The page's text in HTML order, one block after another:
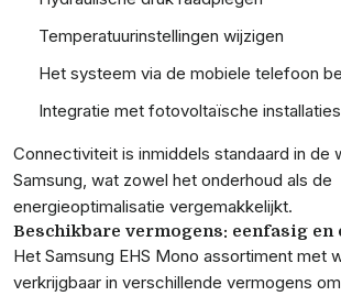
Temperatuurinstellingen wijzigen
Het systeem via de mobiele telefoon
Integratie met fotovoltaïsche installaties
Connectiviteit is inmiddels standaard in de
Samsung, wat zowel het onderhoud als de
energieoptimalisatie vergemakkelijkt.
Beschikbare vermogens: eenfasig
Het Samsung EHS Mono assortiment met
verkrijgbaar in verschillende vermogens